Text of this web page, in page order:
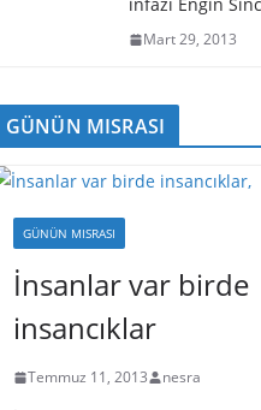
Mart 29, 2013
GÜNÜN MISRASI
GÜNÜN MISRASI
İnsanlar var birde
insancıklar
Temmuz 11, 2013 nesra